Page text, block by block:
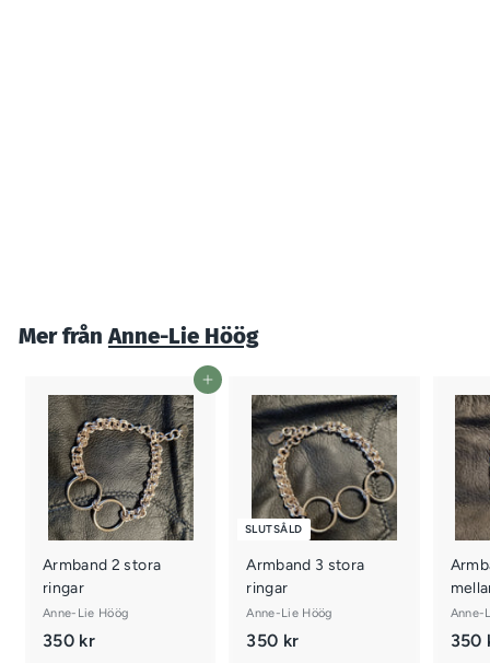
r
Mer frånAnne-Lie Höög
Lägg i varukorgen
Armband 2 stora
ringar
Anne-Lie Höög
350 kr
SLUTSÅLD
Armband 3 stora
ringar
Anne-Lie Höög
350 kr
Anne-
350